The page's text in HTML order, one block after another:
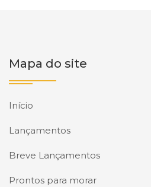
Mapa do site
Início
Lançamentos
Breve Lançamentos
Prontos para morar